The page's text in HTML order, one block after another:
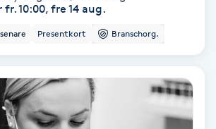
fr. 10:00, fre 14 aug.
Presentkort Branschorg.